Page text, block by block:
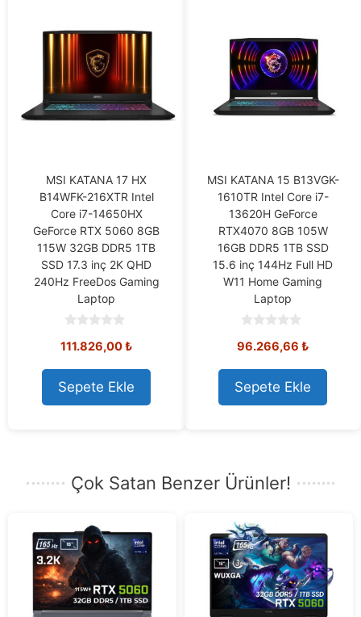
MSI KATANA 17 HX
B14WFK-216XTR Intel
Core i7-14650HX
GeForce RTX 5060 8GB
115W 32GB DDR5 1TB
SSD 17.3 inç 2K QHD
240Hz FreeDos Gaming
Laptop
o
t
o
f
5
111.826,00₺
Sepete Ekle
MSI KATANA 15 B13VGK-
1610TR Intel Core i7-
13620H GeForce
RTX4070 8GB 105W
16GB DDR5 1TB SSD
15.6 inç 144Hz Full HD
W11 Home Gaming
Laptop
o
t
o
f
5
96.266,66 ₺
Sepete Ekle
Çok Satan Benzer Ürünler!